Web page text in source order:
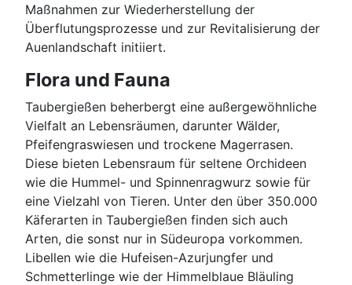
Maßnahmen zur Wiederherstellung der
Überflutungsprozesse und zur Revitalisierung der
Auenlandschaft initiiert.
Flora und Fauna
Taubergießen beherbergt eine außergewöhnliche
Vielfalt an Lebensräumen, darunter Wälder,
Pfeifengraswiesen und trockene Magerrasen.
Diese bieten Lebensraum für seltene Orchideen
wie die Hummel- und Spinnenragwurz sowie für
eine Vielzahl von Tieren. Unter den über 350.000
Käferarten in Taubergießen finden sich auch
Arten, die sonst nur in Südeuropa vorkommen.
Libellen wie die Hufeisen-Azurjungfer und
Schmetterlinge wie der Himmelblaue Bläuling